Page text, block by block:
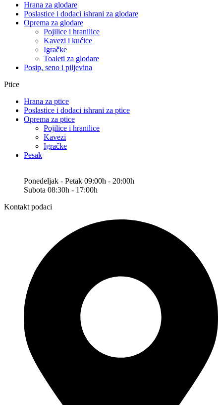
Hrana za glodare
Poslastice i dodaci ishrani za glodare
Oprema za glodare
Pojilice i hranilice
Kavezi i kućice
Igračke
Toaleti za glodare
Posip, seno i piljevina
Ptice
Hrana za ptice
Poslastice i dodaci ishrani za ptice
Oprema za ptice
Pojilice i hranilice
Kavezi
Igračke
Pesak
Ponedeljak - Petak 09:00h - 20:00h
Subota 08:30h - 17:00h
Kontakt podaci